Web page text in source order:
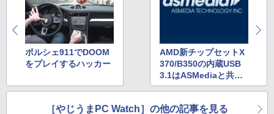
On My Road (Stadium ver.)
￥250
￥1,112
by Amazon 天然水ラベルレス 2L×9本
ONE PIECE モノクロ版 115 (ジャンプコミッ
クスDIGITAL)
￥594
ポルシェ911でDOOM
をプレイするハッカー
AMD新チップセットX
370/B350の内蔵USB
3.1はASMediaと共同
開発か
［やじうまPC Watch］の他の記事を見る